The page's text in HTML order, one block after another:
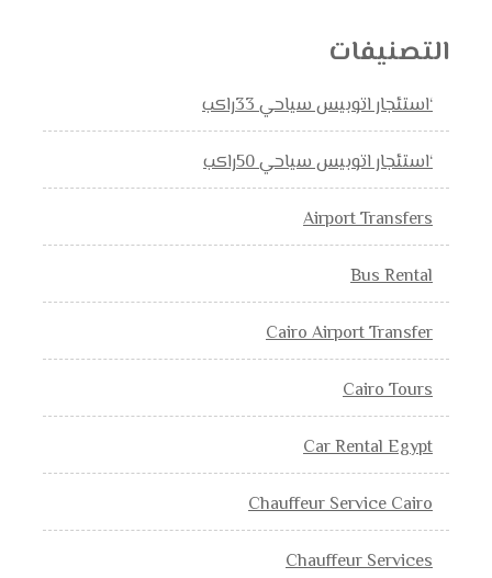
التصنيفات
‘استئجار اتوبيس سياحي 33راكب
‘استئجار اتوبيس سياحي 50راكب
Airport Transfers
Bus Rental
Cairo Airport Transfer
Cairo Tours
Car Rental Egypt
Chauffeur Service Cairo
Chauffeur Services